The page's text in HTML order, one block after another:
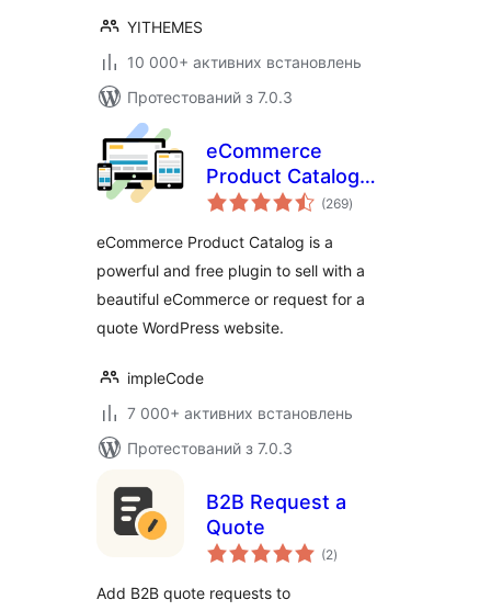
YITHEMES
10 000+ активних встановлень
Протестований з 7.0.3
eCommerce
Product Catalog
Plugin for
(269загальний
рейтинг
)
eCommerce Product Catalog is a
powerful and free plugin to sell with a
beautiful eCommerce or request for a
quote WordPress website.
impleCode
7 000+ активних встановлень
Протестований з 7.0.3
B2B Request a
Quote
(2загальний
рейтинг
)
Add B2B quote requests to